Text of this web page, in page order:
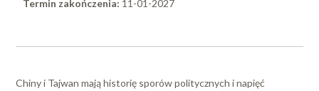
Termin zakończenia: 11-01-2027
Chiny i Tajwan mają historię sporów politycznych i napięć